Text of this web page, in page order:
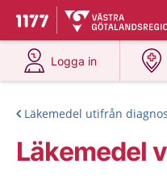
Till startsidan för 1177
Du har valt region
Logga in
på 1177.se
Läkemedel utifrån diagnos
Läkemedel